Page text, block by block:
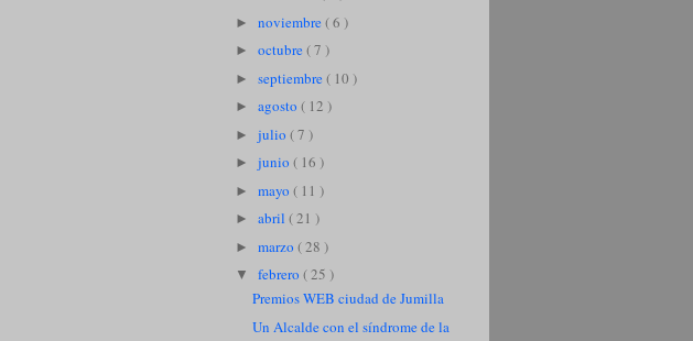
► noviembre( 6 )
► octubre( 7 )
► septiembre( 10 )
► agosto ( 12 )
► julio ( 7 )
► junio ( 16 )
► mayo ( 11 )
► abril ( 21 )
► marzo ( 28 )
▼ febrero ( 25 )
Premios WEB ciudad de Jumilla
Un Alcalde con el síndrome de la